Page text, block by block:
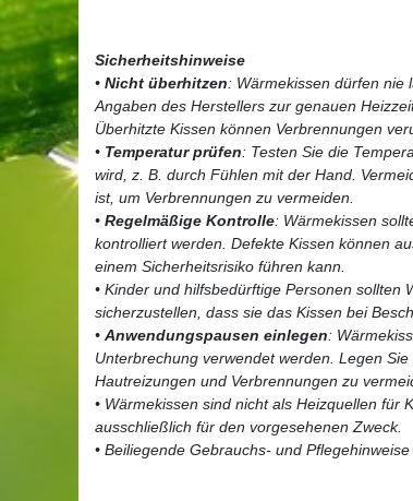
Sicherheitshinweise
• Nicht überhitzen: Wärmekissen dürfen nie
Angaben des Herstellers zur genauen
Überhitzte Kissen können Verbrennungen
• Temperatur prüfen: Testen Sie die
wird, z. B. durch Fühlen mit der Hand.
ist, um Verbrennungen zu vermeiden.
• Regelmäßige Kontrolle: Wärmekissen
kontrolliert werden. Defekte Kissen können
einem Sicherheitsrisiko führen kann.
• Kinder und hilfsbedürftige Personen sollten
sicherzustellen, dass sie das Kissen bei
• Anwendungspausen einlegen:
Unterbrechung verwendet werden. Legen
Hautreizungen und Verbrennungen zu
• Wärmekissen sind nicht als Heizquellen für
ausschließlich für den vorgesehenen Zweck.
• Beiliegende Gebrauchs- und